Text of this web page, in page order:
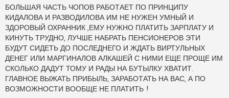
п
р
о
ч
и
т
а
н
н
о
е
с
о
о
БОЛЬШАЯ ЧАСТЬ ЧОПОВ РАБОТАЕТ ПО ПРИНЦИПУ
КИДАЛОВА И РАЗВОДИЛОВА ИМ НЕ НУЖЕН УМНЫЙ И
ЗДОРОВЫЙ ОХРАННИК ,ЕМУ НУЖНО ПЛАТИТЬ ЗАРПЛАТУ И
КИНУТЬ ТРУДНО, ЛУЧШЕ НАБРАТЬ ПЕНСИОНЕРОВ ЭТИ
БУДУТ СИДЕТЬ ДО ПОСЛЕДНЕГО И ЖДАТЬ ВИРТУЛЬНЫХ
ДЕНЕГ ИЛИ МАРГИНАЛОВ АЛКАШЕЙ С НИМИ ЕЩЕ ПРОЩЕ ИМ
СКОЛЬКО ДАДУТ ТОМУ И РАДЫ НА БУТЫЛКУ ХВАТИТ.
ГЛАВНОЕ ВЫЖАТЬ ПРИБЫЛЬ, ЗАРАБОТАТЬ НА ВАС, А ПО
ВОЗМОЖНОСТИ ВООБЩЕ НЕ ПЛАТИТЬ !